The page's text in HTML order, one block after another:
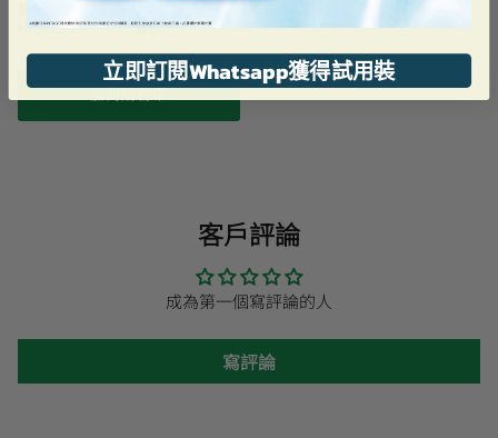
肌研白潤浸透美白化妝水
HK$67.50 $135.00 優惠
加到購物車
客戶評論
成為第一個寫評論的人
寫評論
立即訂閱Whatsapp獲得試用裝